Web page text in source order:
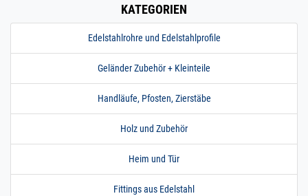
KATEGORIEN
Edelstahlrohre und Edelstahlprofile
Geländer Zubehör + Kleinteile
Handläufe, Pfosten, Zierstäbe
Holz und Zubehör
Heim und Tür
Fittings aus Edelstahl